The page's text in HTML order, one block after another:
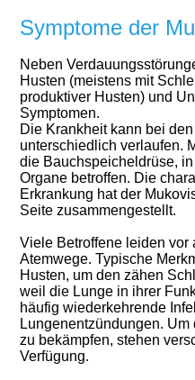
Symptome der
Neben
Husten (meistens mit
produktiver Husten) und
Symptomen.
Die Krankheit kann bei
unterschiedlich verlaufen.
die Bauchspeicheldrüse,
Organe betroffen. Die
Erkrankung hat der
Seite zusammengestellt.
Viele Betroffene leiden vor
Atemwege. Typische
Husten, um den zähen
weil die Lunge in ihrer
häufig wiederkehrende
Lungenentzündungen.
zu bekämpfen, stehen
Verfügung.